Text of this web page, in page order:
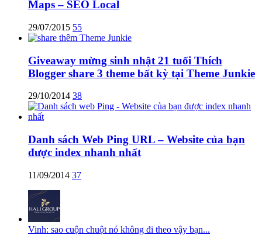
Maps – SEO Local
29/07/2015 55
Giveaway mừng sinh nhật 21 tuổi Thích
Blogger share 3 theme bất kỳ tại Theme Junkie
29/10/2014 38
Danh sách Web Ping URL – Website của bạn
được index nhanh nhất
11/09/2014 37
Vinh: sao cuộn chuột nó không đi theo vậy bạn...